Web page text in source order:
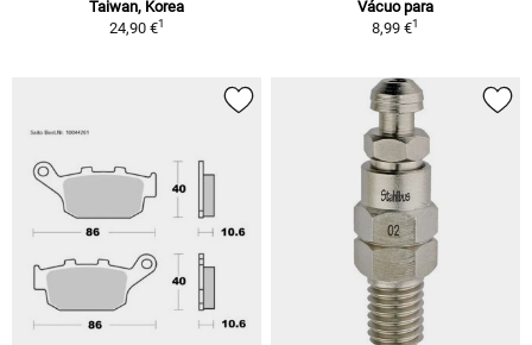
Taiwan, Korea
24,90 €1
Vácuo para
8,99 €1